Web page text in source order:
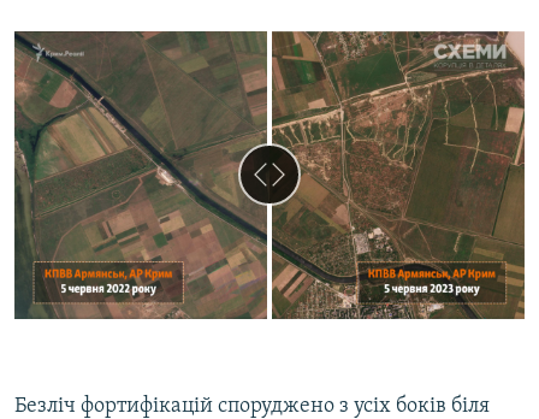
Безліч фортифікацій споруджено з усіх боків біля